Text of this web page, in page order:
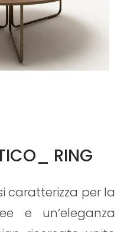
RING
caratterizza per la
e un’eleganza